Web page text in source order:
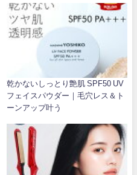
乾かないしっとり艶肌 SPF50 UV
フェイスパウダー｜毛穴レス＆ト
ーンアップ叶う